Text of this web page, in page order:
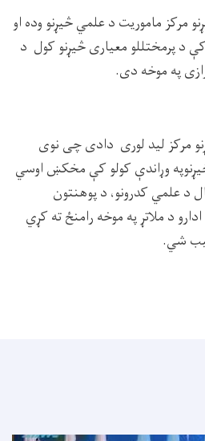
مرکز ماموریت د علمي څیړنو وده او
د پرمختللو معیاری څیړنو کول د
په موخه دی.
مرکز لید لوری دادی چی نوی
څیړنوپه وړاندې کولو کې مخکښ اوسي
د علمي کدرونو، د پوهنتون
د ملاتړ په موخه رامنځ ته کړي
شي.